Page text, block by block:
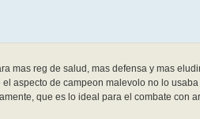
mas reg de salud, mas defensa y mas
aspecto de campeon malevolo no lo
que es lo ideal para el combate con